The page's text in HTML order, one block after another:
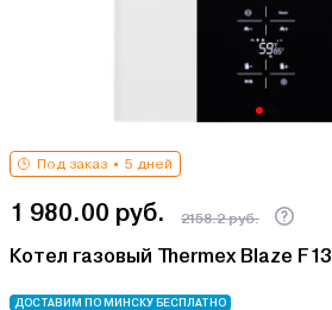
Под заказ 5 дней
1 980.00 руб. 2158.2 руб.
Котел газовый Thermex Blaze F13
ДОСТАВИМ ПО МИНСКУ БЕСПЛАТНО